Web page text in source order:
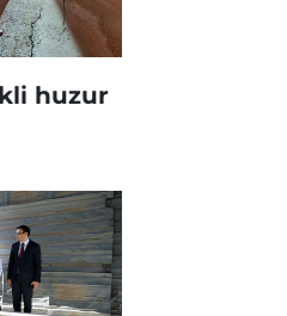
huzur